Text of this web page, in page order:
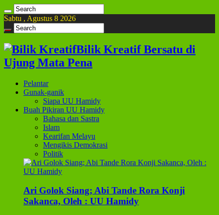
Sabtu , Agustus 8 2026
Bilik Kreatif Bersatu di
Ujung Mata Pena
Pelantar
Gunak-ganik
Siapa UU Hamidy
Buah Pikiran UU Hamidy
Bahasa dan Sastra
Islam
Kearifan Melayu
Mengikis Demokrasi
Politik
Ari Golok Siang; Abi Tande Rora Konji
Sakanca, Oleh : UU Hamidy